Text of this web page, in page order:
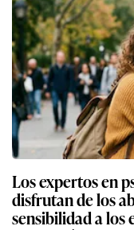
Los expertos en
disfrutan de los
sensibilidad a los